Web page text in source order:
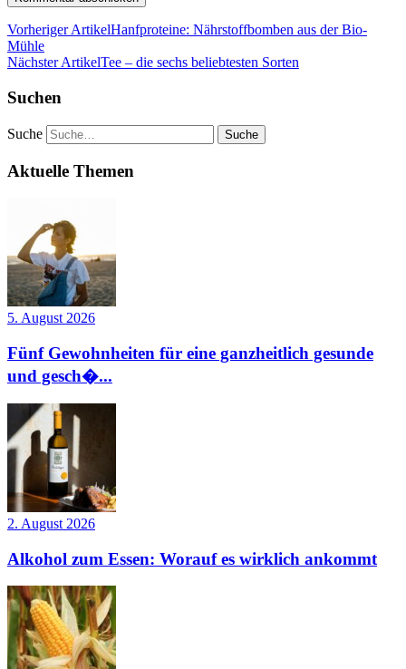
Vorheriger ArtikelHanfproteine: Nährstoffbomben aus der Bio-
Mühle
Nächster ArtikelTee – die sechs beliebtesten Sorten
Suchen
Suche
Aktuelle Themen
5. August 2026
Fünf Gewohnheiten für eine ganzheitlich gesunde
und gesch�...
2. August 2026
Alkohol zum Essen: Worauf es wirklich ankommt